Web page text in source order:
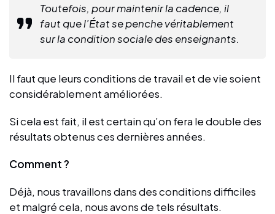
Toutefois, pour maintenir la cadence, il
faut que l’État se penche véritablement
sur la condition sociale des enseignants.
Il faut que leurs conditions de travail et de vie soient
considérablement améliorées.
Si cela est fait, il est certain qu’on fera le double des
résultats obtenus ces dernières années.
Comment ?
Déjà, nous travaillons dans des conditions difficiles
et malgré cela, nous avons de tels résultats.